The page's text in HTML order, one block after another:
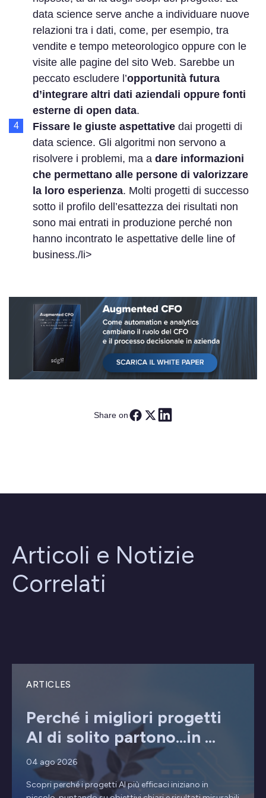
data science serve anche a individuare nuove
relazioni tra i dati, come, per esempio, tra
vendite e tempo meteorologico oppure con le
visite alle pagine del sito Web. Sarebbe un
peccato escludere l’opportunità futura
d’integrare altri dati aziendali oppure fonti
esterne di open data.
Fissare le giuste aspettative dai progetti di
data science. Gli algoritmi non servono a
risolvere i problemi, ma a dare informazioni
che permettano alle persone di valorizzare
la loro esperienza. Molti progetti di successo
sotto il profilo dell’esattezza dei risultati non
sono mai entrati in produzione perché non
hanno incontrato le aspettative delle line of
business./li>
Share on
Articoli e Notizie
Correlati
ARTICLES
Perché i migliori progetti
AI di solito partono...in ...
04 ago 2026
Scopri perché i progetti AI più efficaci iniziano in